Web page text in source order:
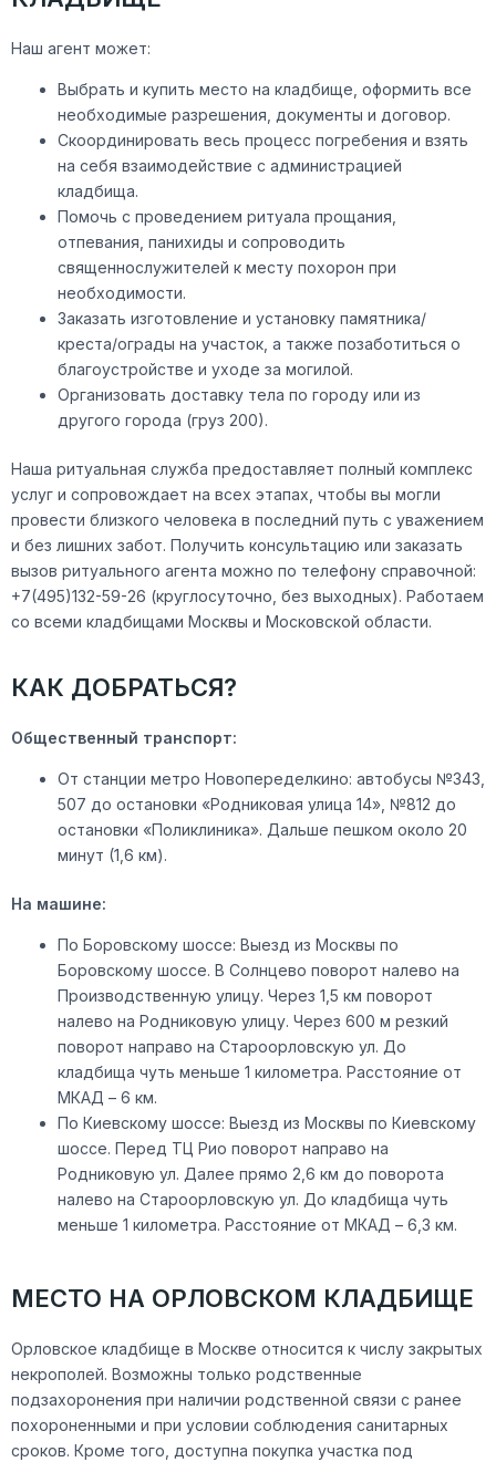
Наш агент может:
Выбрать и купить место на кладбище, оформить все
необходимые разрешения, документы и договор.
Скоординировать весь процесс погребения и взять
на себя взаимодействие с администрацией
кладбища.
Помочь с проведением ритуала прощания,
отпевания, панихиды и сопроводить
священнослужителей к месту похорон при
необходимости.
Заказать изготовление и установку памятника/
креста/ограды на участок, а также позаботиться о
благоустройстве и уходе за могилой.
Организовать доставку тела по городу или из
другого города (груз 200).
Наша ритуальная служба предоставляет полный комплекс
услуг и сопровождает на всех этапах, чтобы вы могли
провести близкого человека в последний путь с уважением
и без лишних забот. Получить консультацию или заказать
вызов ритуального агента можно по телефону справочной:
+7(495)132-59-26 (круглосуточно, без выходных). Работаем
со всеми кладбищами Москвы и Московской области.
КАК ДОБРАТЬСЯ?
Общественный транспорт:
От станции метро Новопеределкино: автобусы №343,
507 до остановки «Родниковая улица 14», №812 до
остановки «Поликлиника». Дальше пешком около 20
минут (1,6 км).
На машине:
По Боровскому шоссе: Выезд из Москвы по
Боровскому шоссе. В Солнцево поворот налево на
Производственную улицу. Через 1,5 км поворот
налево на Родниковую улицу. Через 600 м резкий
поворот направо на Староорловскую ул. До
кладбища чуть меньше 1 километра. Расстояние от
МКАД – 6 км.
По Киевскому шоссе: Выезд из Москвы по Киевскому
шоссе. Перед ТЦ Рио поворот направо на
Родниковую ул. Далее прямо 2,6 км до поворота
налево на Староорловскую ул. До кладбища чуть
меньше 1 километра. Расстояние от МКАД – 6,3 км.
МЕСТО НА ОРЛОВСКОМ КЛАДБИЩЕ
Орловское кладбище в Москве относится к числу закрытых
некрополей. Возможны только родственные
подзахоронения при наличии родственной связи с ранее
похороненными и при условии соблюдения санитарных
сроков. Кроме того, доступна покупка участка под